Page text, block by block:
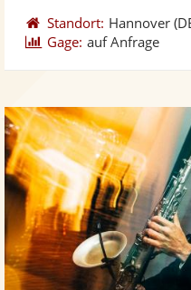
Standort: Hannover
Gage: auf Anfrage